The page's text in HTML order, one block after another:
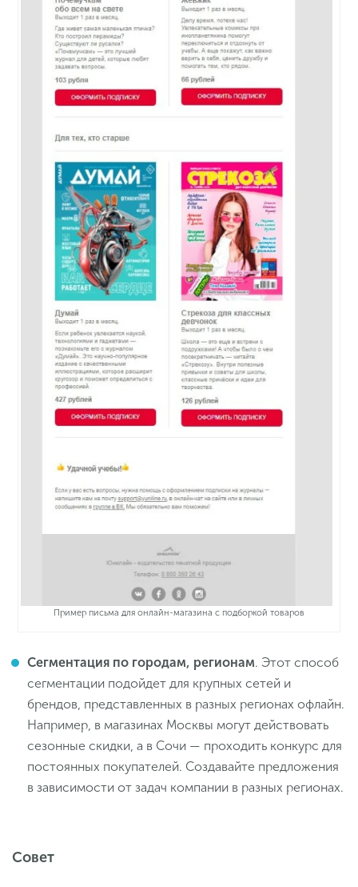
Пример письма для онлайн-магазина с подборкой товаров
Сегментация по городам, регионам. Этот способ
сегментации подойдет для крупных сетей и
брендов, представленных в разных регионах офлайн.
Например, в магазинах Москвы могут действовать
сезонные скидки, а в Сочи — проходить конкурс для
постоянных покупателей. Создавайте предложения
в зависимости от задач компании в разных регионах.
Совет